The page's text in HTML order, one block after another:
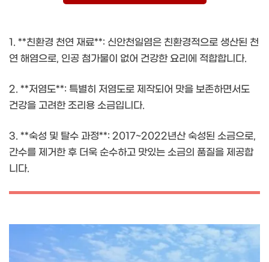
1. **친환경 천연 재료**: 신안천일염은 친환경적으로 생산된 천
연 해염으로, 인공 첨가물이 없어 건강한 요리에 적합합니다.
2. **저염도**: 특별히 저염도로 제작되어 맛을 보존하면서도
건강을 고려한 조리용 소금입니다.
3. **숙성 및 탈수 과정**: 2017~2022년산 숙성된 소금으로,
간수를 제거한 후 더욱 순수하고 맛있는 소금의 품질을 제공합
니다.